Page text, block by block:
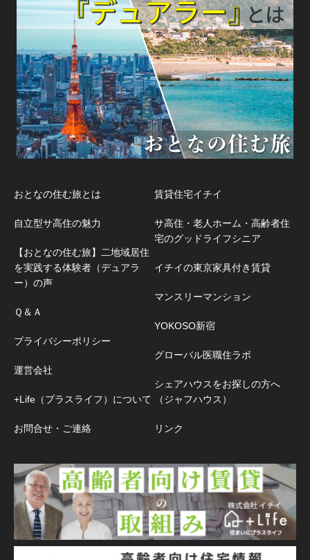
おとなの住む旅とは
自立型サ高住の魅力
【おとなの住む旅】二地域居住
を実践する体験者（デュアラ
ー）の声
Ｑ＆Ａ
プライバシーポリシー
運営会社
+Life（プラスライフ）について
お問合せ・ご連絡
賃貸住宅イチイ
サ高住・老人ホーム・高齢者住
宅のグッドライフシニア
イチイの東京家具付き賃貸
マンスリーマンション
YOKOSO新宿
グローバル医職住ラボ
シェアハウスをお探しの方へ
（ジャフハウス）
リンク